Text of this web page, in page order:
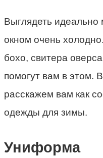
Выглядеть идеально
окном очень
бохо, свитера
помогут вам в этом.
расскажем вам как
одежды для зимы.
Униформа